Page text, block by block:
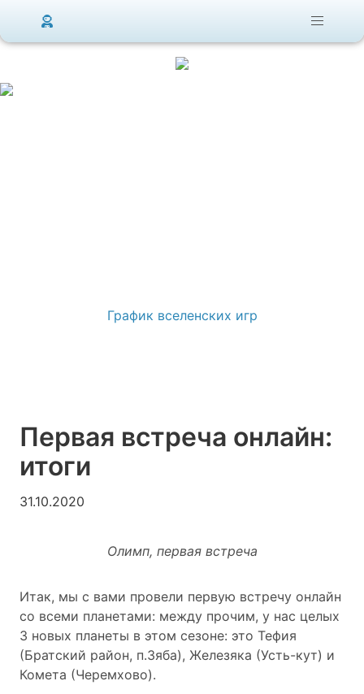
График вселенских игр
Первая встреча онлайн:
итоги
31.10.2020
Олимп, первая встреча
Итак, мы с вами провели первую встречу онлайн
со всеми планетами: между прочим, у нас целых
3 новых планеты в этом сезоне: это Тефия
(Братский район, п.Зяба), Железяка (Усть-кут) и
Комета (Черемхово).